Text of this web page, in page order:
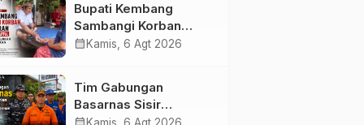
Bupati Kembang
Sambangi Korban
Kebakaran di
Ringankan Beban
Warga
calendar_month Kamis, 6 Agt 2026
Tim Gabungan
Basarnas Sisir
Pencarian Nelayan
calendar_month